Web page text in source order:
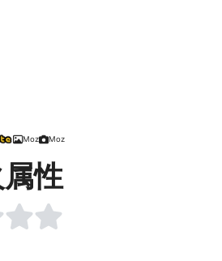
Moz Moz
性